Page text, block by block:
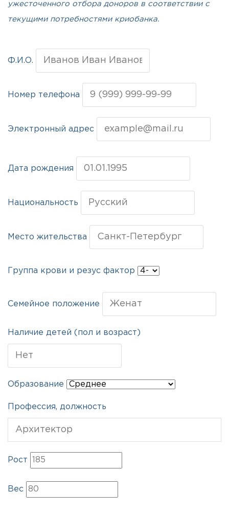
ужесточенного отбора доноров в соответствии с
текущими потребностями криобанка.
Ф.И.О.
Номер телефона
Электронный адрес
Дата рождения
Национальность
Место жительства
Группа крови и резус фактор
Семейное положение
Наличие детей (пол и возраст)
Образование
Профессия, должность
Рост
Вес